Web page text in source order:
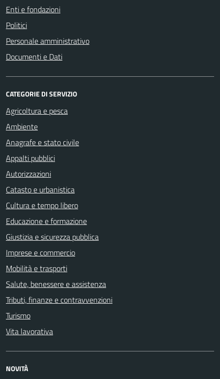
Enti e fondazioni
Politici
Personale amministrativo
Documenti e Dati
CATEGORIE DI SERVIZIO
Agricoltura e pesca
Ambiente
Anagrafe e stato civile
Appalti pubblici
Autorizzazioni
Catasto e urbanistica
Cultura e tempo libero
Educazione e formazione
Giustizia e sicurezza pubblica
Imprese e commercio
Mobilità e trasporti
Salute, benessere e assistenza
Tributi, finanze e contravvenzioni
Turismo
Vita lavorativa
NOVITÀ